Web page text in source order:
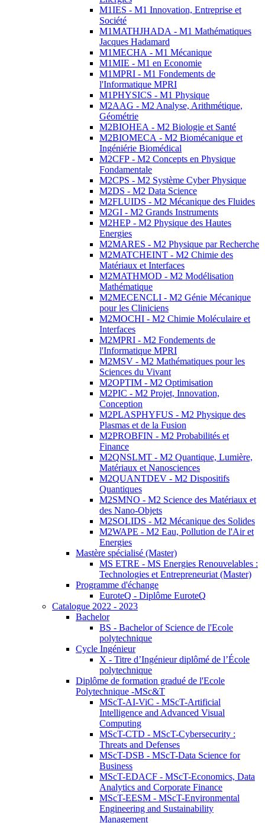
M1IES - M1 Innovation, Entreprise et
Société
M1MATHJHADA - M1 Mathématiques
Jacques Hadamard
M1MECHA - M1 Mécanique
M1MIE - M1 en Economie
M1MPRI - M1 Fondements de
l'Informatique MPRI
M1PHYSICS - M1 Physique
M2AAG - M2 Analyse, Arithmétique,
Géométrie
M2BIOHEA - M2 Biologie et Santé
M2BIOMECA - M2 Biomécanique et
Ingéniérie Biomédical
M2CFP - M2 Concepts en Physique
Fondamentale
M2CPS - M2 Système Cyber Physique
M2DS - M2 Data Science
M2FLUIDS - M2 Mécanique des Fluides
M2GI - M2 Grands Instruments
M2HEP - M2 Physique des Hautes
Energies
M2MARES - M2 Physique par Recherche
M2MATCHEINT - M2 Chimie des
Matériaux et Interfaces
M2MATHMOD - M2 Modélisation
Mathématique
M2MECENCLI - M2 Génie Mécanique
pour les Cliniciens
M2MOCHI - M2 Chimie Moléculaire et
Interfaces
M2MPRI - M2 Fondements de
l'Informatique MPRI
M2MSV - M2 Mathématiques pour les
Sciences du Vivant
M2OPTIM - M2 Optimisation
M2PIC - M2 Projet, Innovation,
Conception
M2PLASPHYFUS - M2 Physique des
Plasmas et de la Fusion
M2PROBFIN - M2 Probabilités et
Finance
M2QNSLMT - M2 Quantique, Lumière,
Matériaux et Nanosciences
M2QUANTDEV - M2 Dispositifs
Quantiques
M2SMNO - M2 Science des Matériaux et
des Nano-Objets
M2SOLIDS - M2 Mécanique des Solides
M2WAPE - M2 Eau, Pollution de l'Air et
Energies
Mastère spécialisé (Master)
MS ETRE - MS Energies Renouvelables :
Technologies et Entrepreneuriat (Master)
Programme d'échange
EuroteQ - Diplôme EuroteQ
Catalogue 2022 - 2023
Bachelor
BS - Bachelor of Science de l'Ecole
polytechnique
Cycle Ingénieur
X - Titre d’Ingénieur diplômé de l’École
polytechnique
Diplôme de formation gradué de l'Ecole
Polytechnique -MSc&T
MScT-AI-ViC - MScT-Artificial
Intelligence and Advanced Visual
Computing
MScT-CTD - MScT-Cybersecurity :
Threats and Defenses
MScT-DSB - MScT-Data Science for
Business
MScT-EDACF - MScT-Economics, Data
Analytics and Corporate Finance
MScT-EESM - MScT-Environmental
Engineering and Sustainability
Management